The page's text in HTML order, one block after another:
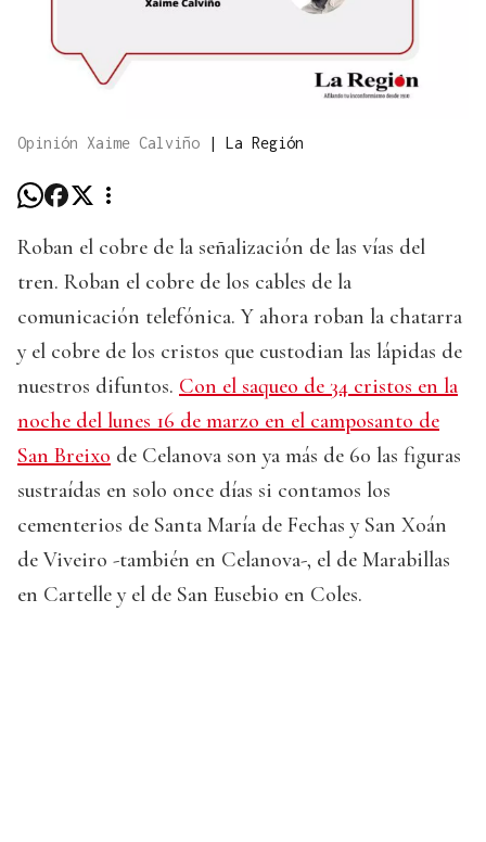
Opinión Xaime Calviño | La Región
Roban el cobre de la señalización de las vías del
tren. Roban el cobre de los cables de la
comunicación telefónica. Y ahora roban la chatarra
y el cobre de los cristos que custodian las lápidas de
nuestros difuntos. Con el saqueo de 34 cristos en la
noche del lunes 16 de marzo en el camposanto de
San Breixo de Celanova son ya más de 60 las figuras
sustraídas en solo once días si contamos los
cementerios de Santa María de Fechas y San Xoán
de Viveiro -también en Celanova-, el de Marabillas
en Cartelle y el de San Eusebio en Coles.